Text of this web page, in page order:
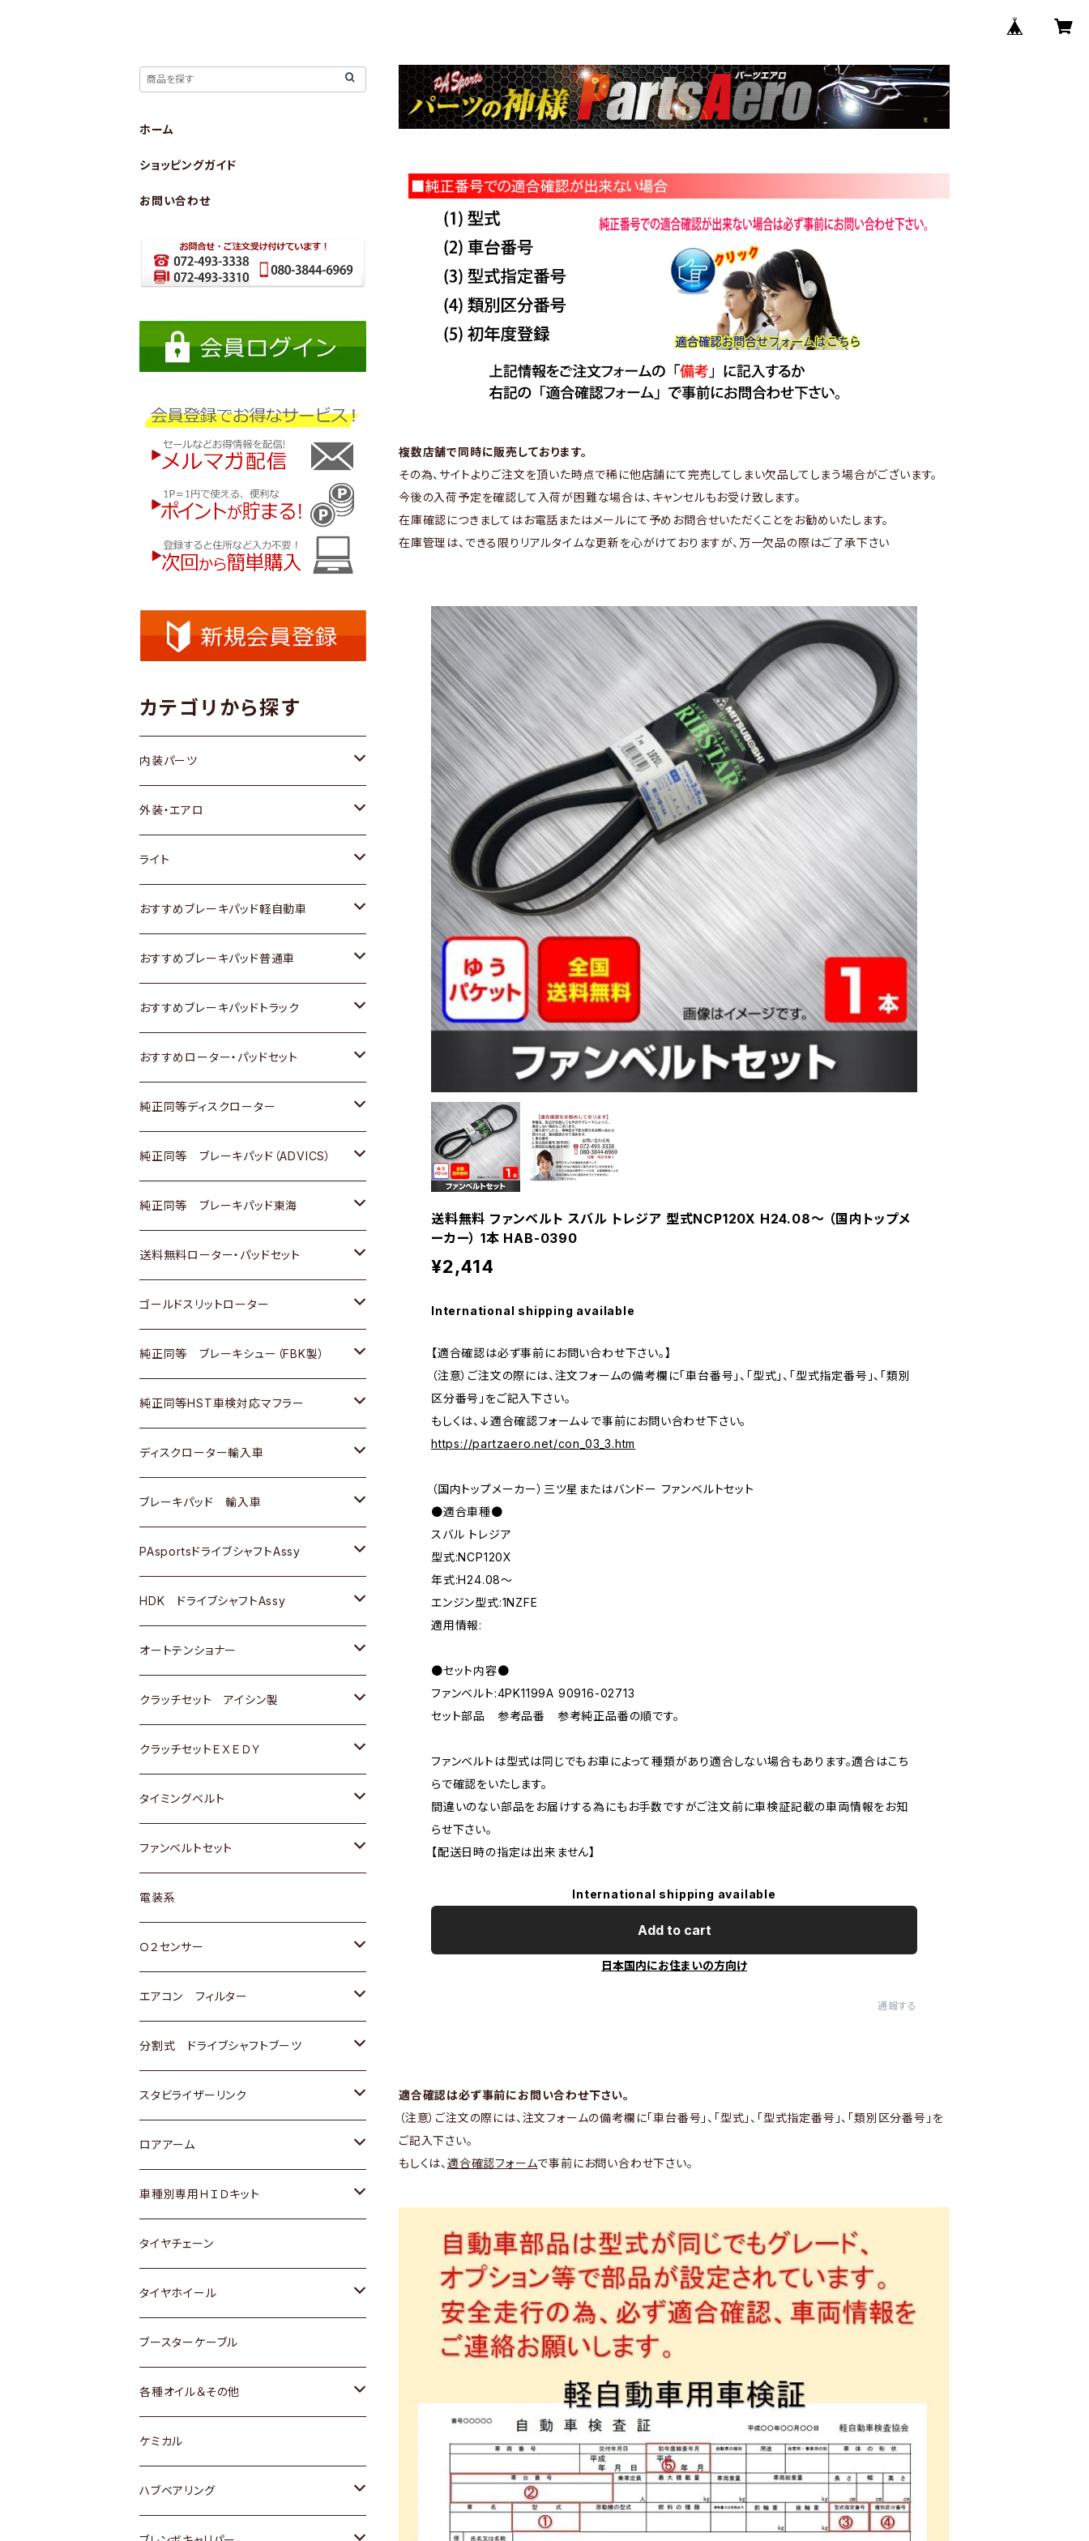
複数店舗で同時に販売しております。
その為、サイトよりご注文を頂いた時点で稀に他店舗にて完売してしまい欠品してしまう場合がございます。
今後の入荷予定を確認して入荷が困難な場合は、キャンセルもお受け致します。
在庫確認につきましてはお電話またはメールにて予めお問合せいただくことをお勧めいたします。
在庫管理は、できる限りリアルタイムな更新を心がけておりますが、万一欠品の際はご了承下さい
送料無料 ファンベルト スバル トレジア 型式NCP120X H24.08～ （国内トップメ
ーカー） 1本 HAB-0390
¥2,414
International shipping available
【適合確認は必ず事前にお問い合わせ下さい。】
（注意）ご注文の際には、注文フォームの備考欄に「車台番号」、「型式」、「型式指定番号」、「類別
区分番号」をご記入下さい。
もしくは、↓適合確認フォーム↓で事前にお問い合わせ下さい。
https://partzaero.net/con_03_3.htm
（国内トップメーカー）三ツ星またはバンドー ファンベルトセット
●適合車種●
スバル トレジア
型式:NCP120X
年式:H24.08～
エンジン型式:1NZFE
適用情報:
●セット内容●
ファンベルト:4PK1199A 90916-02713
セット部品 参考品番 参考純正品番の順です。
ファンベルトは型式は同じでもお車によって種類があり適合しない場合もあります。適合はこち
らで確認をいたします。
間違いのない部品をお届けする為にもお手数ですがご注文前に車検証記載の車両情報をお知
らせ下さい。
【配送日時の指定は出来ません】
International shipping available
Add to cart
日本国内にお住まいの方向け
通報する
適合確認は必ず事前にお問い合わせ下さい。
（注意）ご注文の際には、注文フォームの備考欄に「車台番号」、「型式」、「型式指定番号」、「類別区分番号」を
ご記入下さい。
もしくは、 適合確認フォームで事前にお問い合わせ下さい。
ホーム
ショッピングガイド
お問い合わせ
カテゴリから探す
内装パーツ
トヨタ
ホンダ
スズキ
日産
いすゞ
ダイハツ
マツダ
三菱
スバル
日野
三菱ふそう
ＢＭＷ
外装・エアロ
トヨタ
ホンダ
スズキ
日産
いすゞ
ダイハツ
マツダ
三菱
日野
三菱ふそう
ライト
トヨタ
スズキ
日産
いすゞ
ダイハツ
三菱
日野
三菱ふそう
その他
おすすめブレーキパッド軽自動車
トヨタ
ホンダ
スズキ
日産
ダイハツ
マツダ
三菱
スバル
おすすめブレーキパッド普通車
トヨタ
ホンダ
スズキ
日産
いすゞ
ダイハツ
マツダ
三菱
スバル
おすすめブレーキパッドトラック
トヨタ
日産
いすゞ
ダイハツ
マツダ
三菱
おすすめローター・パッドセット
トヨタ
ホンダ
スズキ
日産
ダイハツ
マツダ
三菱
スバル
純正同等ディスクローター
トヨタ
ホンダ
スズキ
日産
いすゞ
ダイハツ
マツダ
三菱
スバル
ＢＥＮＺ
純正同等 ブレーキパッド（ADVICS）
トヨタ
ホンダ
スズキ
日産
ダイハツ
マツダ
三菱
スバル
純正同等 ブレーキパッド東海
トヨタ
ホンダ
日産
いすゞ
ダイハツ
マツダ
三菱
スバル
送料無料ローター・パッドセット
トヨタ
ホンダ
スズキ
日産
ダイハツ
マツダ
三菱
スバル
ゴールドスリットローター
トヨタ
ホンダ
スズキ
日産
ダイハツ
マツダ
三菱
スバル
純正同等 ブレーキシュー（FBK製）
ホンダ
スズキ
日産
ダイハツ
マツダ
三菱
スバル
純正同等HST車検対応マフラー
トヨタ
ホンダ
スズキ
日産
いすゞ
ダイハツ
マツダ
三菱
スバル
日野
ディスクローター輸入車
ＡＵＤＩ
ＢＥＮＺ
ＢＭＷ
GOLF
ＷＡＧＥＮ
アストロ（シボレー）
クライスラー
ブレーキパッド 輸入車
ＢＥＮＺ
ＢＭＷ
ＷＡＧＥＮ
ＶＯＬＶＯ
PAsportsドライブシャフトAssy
トヨタ
ホンダ
スズキ
日産
ダイハツ
マツダ
三菱
スバル
HDK ドライブシャフトAssy
スズキ
ダイハツ
日産
ホンダ
マツダ
オートテンショナー
トヨタ
クラッチセット アイシン製
ホンダ
スズキ
ダイハツ
マツダ
三菱
スバル
クラッチセットＥＸＥＤＹ
ホンダ
スズキ
日産
ダイハツ
マツダ
三菱
スバル
タイミングベルト
トヨタ
スズキ
ダイハツ
三菱
スバル
ファンベルトセット
トヨタ
ホンダ
スズキ
日産
いすゞ
ダイハツ
マツダ
三菱
スバル
レクサス
電装系
Ｏ２センサー
トヨタ
ホンダ
スズキ
日産
ダイハツ
マツダ
三菱
スバル
エアコン フィルター
トヨタ
ホンダ
スズキ
日産
いすゞ
ダイハツ
マツダ
三菱
スバル
分割式 ドライブシャフトブーツ
トヨタ
ホンダ
スズキ
日産
ダイハツ
スバル
スタビライザーリンク
トヨタ
ホンダ
スズキ
日産
ダイハツ
マツダ
ロアアーム
ホンダ
スズキ
日産
ダイハツ
マツダ
スバル
車種別専用ＨＩＤキット
トヨタ
マツダ
タイヤチェーン
タイヤホイール
トヨタ
ホンダ
スズキ
日産
ブースターケーブル
各種オイル＆その他
ディーデル洗浄添加剤
ケミカル
ハブベアリング